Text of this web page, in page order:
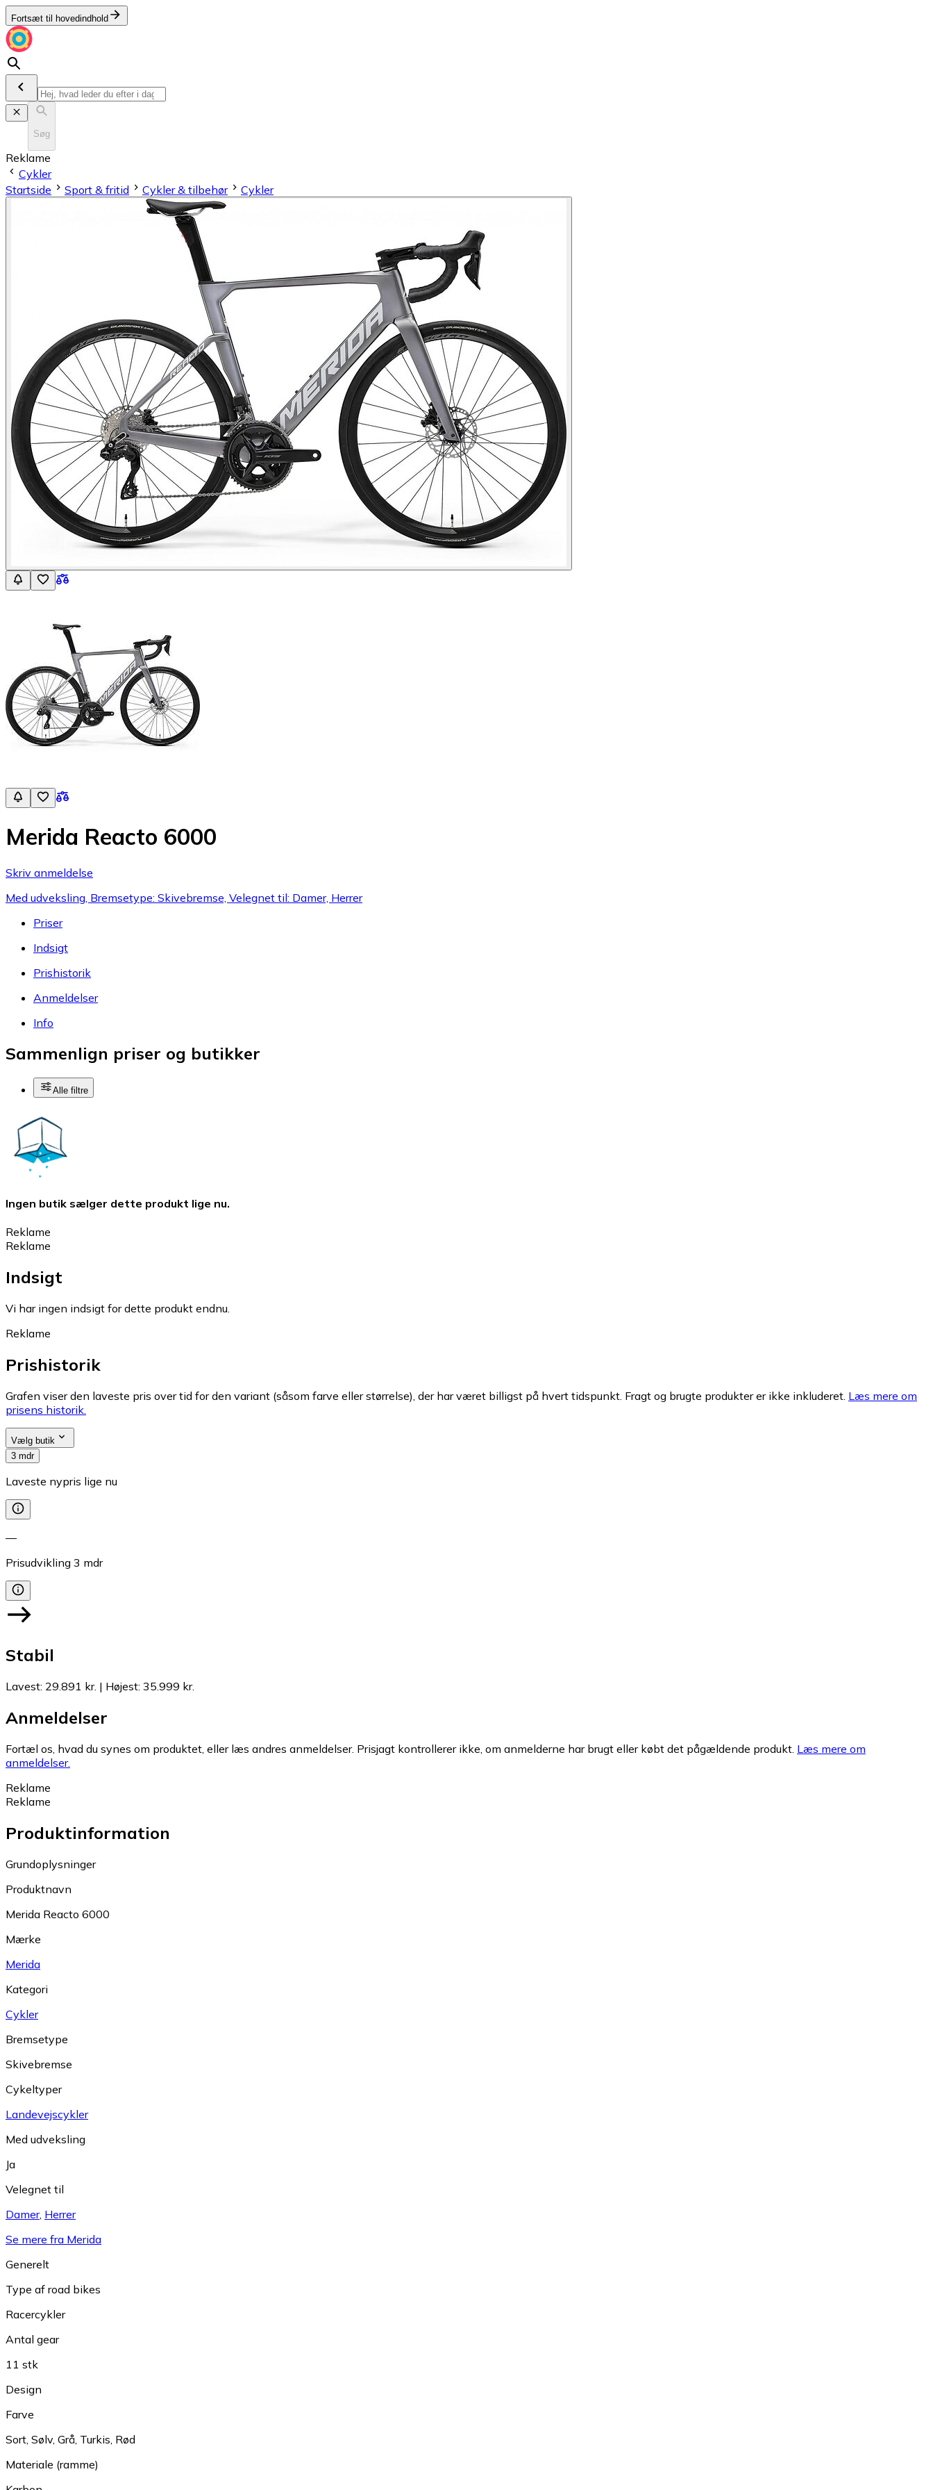
Fortsæt til hovedindhold
Søg
Reklame
Cykler
Startside
Sport & fritid Cykler & tilbehør Cykler
Merida Reacto 6000
Skriv anmeldelse
Med udveksling, Bremsetype: Skivebremse, Velegnet til: Damer, Herrer
Priser
Indsigt
Prishistorik
Anmeldelser
Info
Sammenlign priser og butikker
Alle filtre
Ingen butik sælger dette produkt lige nu.
Reklame
Reklame
Indsigt
Vi har ingen indsigt for dette produkt endnu.
Reklame
Prishistorik
Grafen viser den laveste pris over tid for den variant (såsom farve eller størrelse), der har været billigst på hvert tidspunkt. Fragt og brugte produkter er ikke inkluderet. Læs mere om
prisens historik.
Vælg butik
3 mdr
Laveste nypris lige nu
—
Prisudvikling 3 mdr
Stabil
Lavest: 29.891 kr. | Højest: 35.999 kr.
Anmeldelser
Fortæl os, hvad du synes om produktet, eller læs andres anmeldelser. Prisjagt kontrollerer ikke, om anmelderne har brugt eller købt det pågældende produkt. Læs mere om
anmeldelser.
Reklame
Reklame
Produktinformation
Grundoplysninger
Produktnavn
Merida Reacto 6000
Mærke
Merida
Kategori
Cykler
Bremsetype
Skivebremse
Cykeltyper
Landevejscykler
Med udveksling
Ja
Velegnet til
Damer, Herrer
Se mere fra Merida
Generelt
Type af road bikes
Racercykler
Antal gear
11 stk
Design
Farve
Sort Sølv, Grå Turkis Rød
Materiale (ramme)